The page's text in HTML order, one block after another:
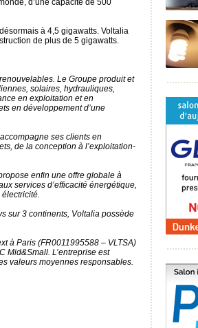
d’une capacité de 500
à 4,5 gigawatts. Voltalia
de plus de 5 gigawatts.
Le Groupe produit et
solaires, hydrauliques,
en exploitation et en
en développement d’une
ses clients en
de la conception à l’exploitation-
enfin une offre globale à
services d’efficacité énergétique,
sur 3 continents, Voltalia possède
à Paris (FR0011995588 – VLTSA)
Mid&Small. L’entreprise est
valeurs moyennes responsables.